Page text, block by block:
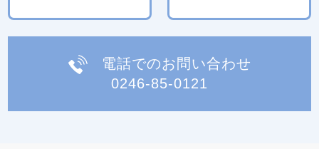
電話でのお問い合わせ
0246-85-0121